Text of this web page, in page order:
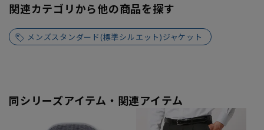
関連カテゴリから他の商品を探す
メンズスタンダード(標準シルエット)ジャケット
同シリーズアイテム・関連アイテム